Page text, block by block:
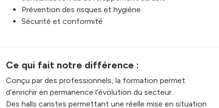
Prévention des risques et hygiène
Sécurité et conformité
Ce qui fait notre différence :
Conçu par des professionnels, la formation permet
d’enrichir en permanence l’évolution du secteur.
Des halls caristes permettant une réelle mise en situation